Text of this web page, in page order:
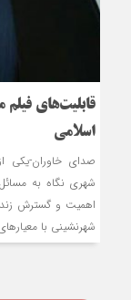
قابلیت‌های
اسلامی
صدای خاوران-یکی
شهری نگاه به
اهمیت و گسترش
شهرنشینی با